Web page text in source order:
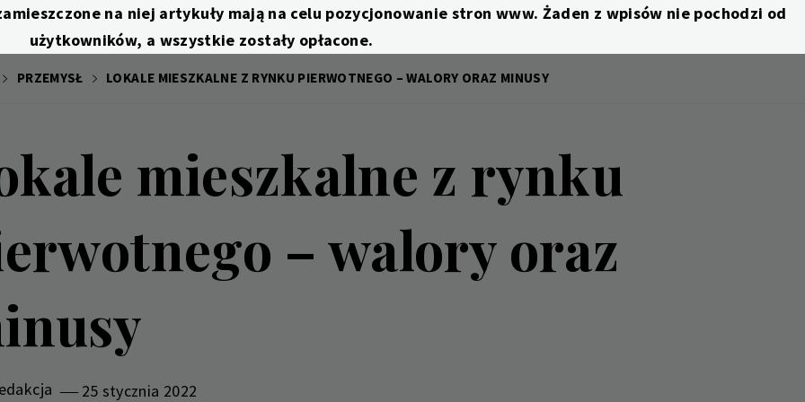
na niej artykuły mają na celu pozycjonowanie stron www. Żaden z wpisów nie pochodzi od
użytkowników, a wszystkie zostały opłacone.
PRZEMYSŁ LOKALE MIESZKALNE Z RYNKU PIERWOTNEGO – WALORY ORAZ MINUSY
mieszkalne z rynku
– walory oraz
25 stycznia 2022